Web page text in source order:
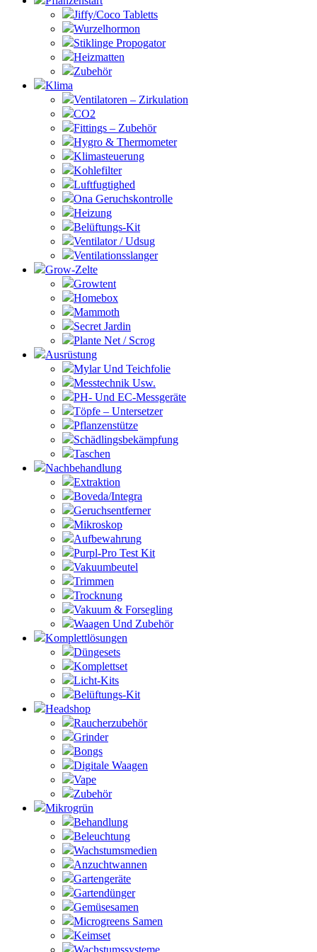
Jiffy/Coco Tabletts
Wurzelhormon
Stiklinge Propogator
Heizmatten
Zubehör
Klima
Ventilatoren – Zirkulation
CO2
Fittings – Zubehör
Hygro & Thermometer
Klimasteuerung
Kohlefilter
Luftfugtighed
Ona Geruchskontrolle
Heizung
Belüftungs-Kit
Ventilator / Udsug
Ventilationsslanger
Grow-Zelte
Growtent
Homebox
Mammoth
Secret Jardin
Plante Net / Scrog
Ausrüstung
Mylar Und Teichfolie
Messtechnik Usw.
PH- Und EC-Messgeräte
Töpfe – Untersetzer
Pflanzenstütze
Schädlingsbekämpfung
Taschen
Nachbehandlung
Extraktion
Boveda/Integra
Geruchsentferner
Mikroskop
Aufbewahrung
Purpl-Pro Test Kit
Vakuumbeutel
Trimmen
Trocknung
Vakuum & Forsegling
Waagen Und Zubehör
Komplettlösungen
Düngesets
Komplettset
Licht-Kits
Belüftungs-Kit
Headshop
Raucherzubehör
Grinder
Bongs
Digitale Waagen
Vape
Zubehör
Mikrogrün
Behandlung
Beleuchtung
Wachstumsmedien
Anzuchtwannen
Gartengeräte
Gartendünger
Gemüsesamen
Microgreens Samen
Keimset
Wachstumssysteme